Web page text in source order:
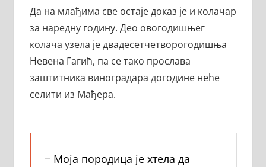
Да на млађима све остаје доказ је и колачар
за наредну годину. Део овогодишњег
колача узела је двадесетчетворогодишња
Невена Гагић, па се тако прослава
заштитника виноградара догодине неће
селити из Мађера.
− Моја породица је хтела да